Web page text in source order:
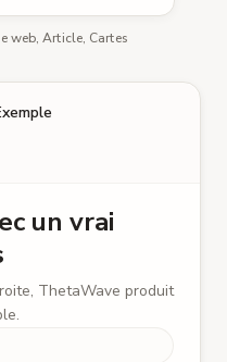
web, Article, Cartes
un vrai
ThetaWave produit